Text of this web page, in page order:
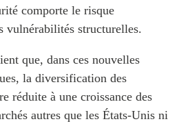
comporte le risque
vulnérabilités structurelles.
que, dans ces nouvelles
la diversification des
réduite à une croissance des
autres que les États-Unis ni